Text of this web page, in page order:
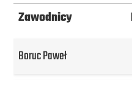
Zawodnicy
Boruc Paweł